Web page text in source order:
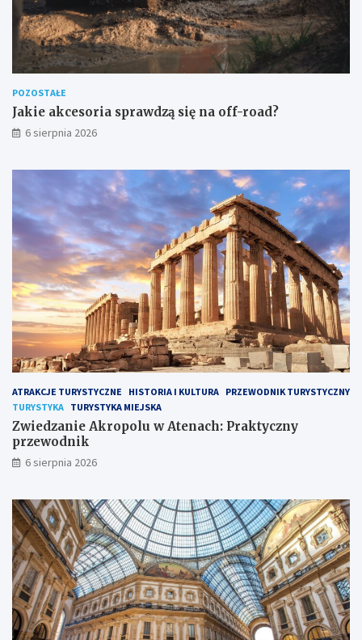
POZOSTAŁE
Jakie akcesoria sprawdzą się na off-road?
6 sierpnia 2026
ATRAKCJE TURYSTYCZNE HISTORIA I KULTURA PRZEWODNIK TURYSTYCZNY
TURYSTYKA TURYSTYKA MIEJSKA
Zwiedzanie Akropolu w Atenach: Praktyczny
przewodnik
6 sierpnia 2026